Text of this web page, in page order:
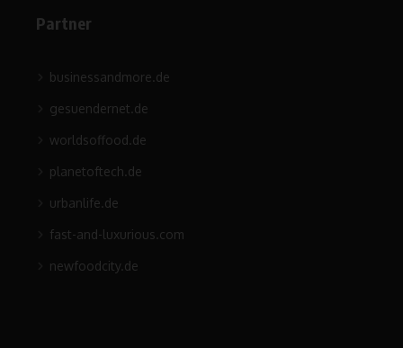
Partner
businessandmore.de
gesuendernet.de
worldsoffood.de
planetoftech.de
urbanlife.de
fast-and-luxurious.com
newfoodcity.de